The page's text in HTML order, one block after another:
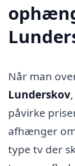
Når man
Lunderskov
påvirke
afhænger
type tv der